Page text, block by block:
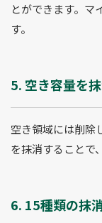
とができます。マ
す。
5. 空き容量を
空き領域には削除
を抹消することで
6. 15種類の抹